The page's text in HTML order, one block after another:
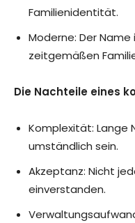
Familienidentität.
Moderne: Der
zeitgemäßen
Die Nachteile eines
Komplexität: Lange
umständlich sein.
Akzeptanz: Nicht
einverstanden.